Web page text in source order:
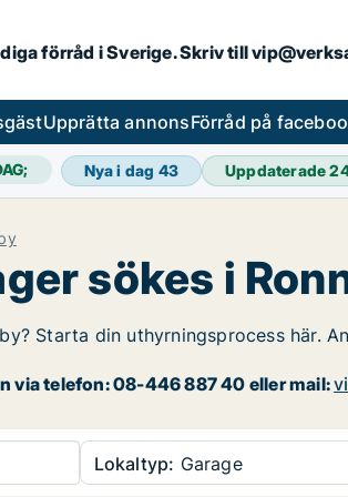
förråd i Sverige. Skriv till
Upprätta annonsFörråd på
Nya i dag 43 Uppdaterade
sökes i
Starta din uthyrningsprocess här.
via telefon: 08-446 887 40 eller mail:
Lokaltyp: Garage